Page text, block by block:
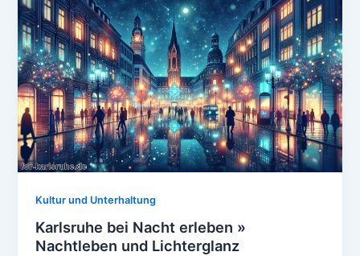
Kultur und Unterhaltung
Karlsruhe bei Nacht erleben »
Nachtleben und Lichterglanz